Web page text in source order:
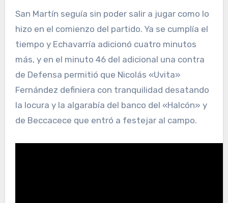
San Martín seguía sin poder salir a jugar como lo
hizo en el comienzo del partido. Ya se cumplía el
tiempo y Echavarría adicionó cuatro minutos
más, y en el minuto 46 del adicional una contra
de Defensa permitió que Nicolás «Uvita»
Fernández definiera con tranquilidad desatando
la locura y la algarabía del banco del «Halcón» y
de Beccacece que entró a festejar al campo.